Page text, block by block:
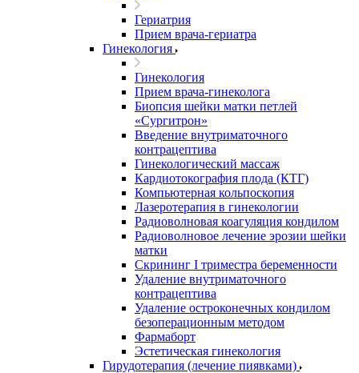
Гериатрия
Прием врача-гериатра
Гинекология
Гинекология
Прием врача-гинеколога
Биопсия шейки матки петлей
«Сургитрон»
Введение внутриматочного
контрацептива
Гинекологический массаж
Кардиотокография плода (КТГ)
Компьютерная кольпоскопия
Лазеротерапия в гинекологии
Радиоволновая коагуляция кондилом
Радиоволновое лечение эрозии шейки
матки
Скрининг I триместра беременности
Удаление внутриматочного
контрацептива
Удаление остроконечных кондилом
безоперационным методом
Фармаборт
Эстетическая гинекология
Гирудотерапия (лечение пиявками)